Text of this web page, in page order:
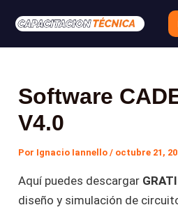
contenido
Software
V4.0
Por Ignacio Iannello/ octubre 21,
Aquí puedes descargar
diseño y simulación de
de
entradas